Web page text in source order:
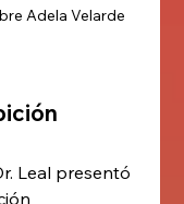
Adela Velarde
Leal presentó